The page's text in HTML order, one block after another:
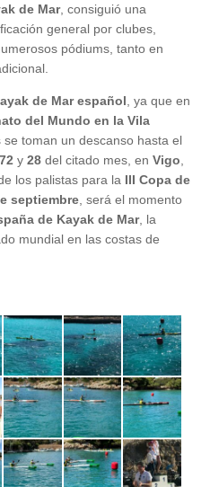
de Mar, consiguió una
general por clubes,
pódiums, tanto en
de Mar español, ya que en
del Mundo en la Vila
toman un descanso hasta el
72 y 28 del citado mes, en Vigo,
los palistas para la III Copa de
septiembre, será el momento
de Kayak de Mar, la
mundial en las costas de